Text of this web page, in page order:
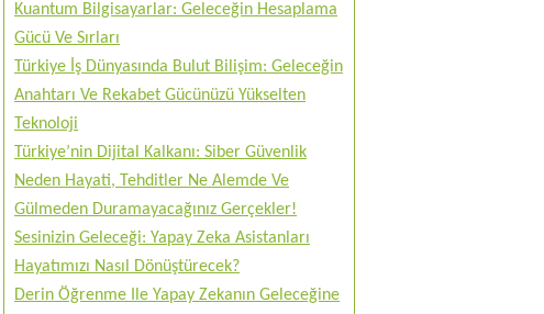
Kuantum Bilgisayarlar: Geleceğin Hesaplama
Gücü Ve Sırları
Türkiye İş Dünyasında Bulut Bilişim: Geleceğin
Anahtarı Ve Rekabet Gücünüzü Yükselten
Teknoloji
Türkiye’nin Dijital Kalkanı: Siber Güvenlik
Neden Hayati, Tehditler Ne Alemde Ve
Gülmeden Duramayacağınız Gerçekler!
Sesinizin Geleceği: Yapay Zeka Asistanları
Hayatımızı Nasıl Dönüştürecek?
Derin Öğrenme Ile Yapay Zekanın Geleceğine